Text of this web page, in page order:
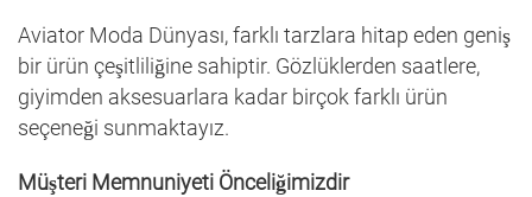
Aviator Moda Dünyası, farklı tarzlara hitap eden geniş
bir ürün çeşitliliğine sahiptir. Gözlüklerden saatlere,
giyimden aksesuarlara kadar birçok farklı ürün
seçeneği sunmaktayız.
Müşteri Memnuniyeti Önceliğimizdir